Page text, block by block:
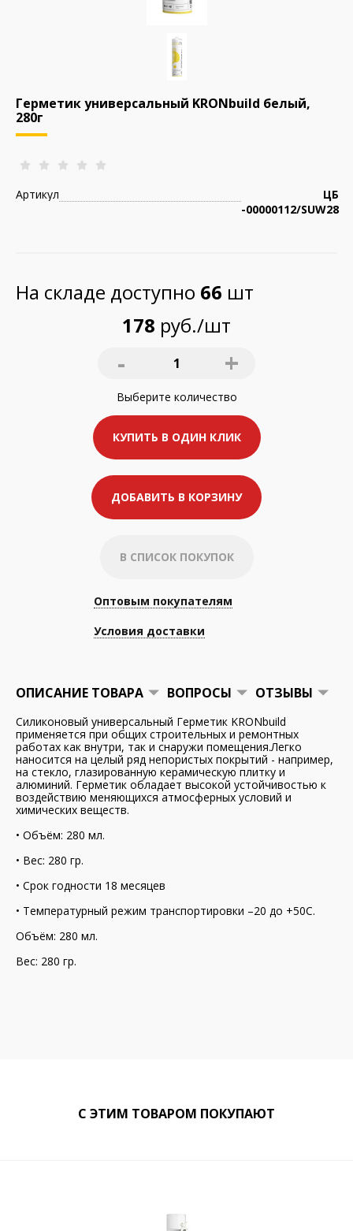
Герметик универсальный KRONbuild белый,
280г
Артикул
ЦБ
-00000112/SUW28
На складе доступно 66 шт
178 руб./шт
- 1 +
Выберите количество
КУПИТЬ В ОДИН КЛИК
ДОБАВИТЬ В КОРЗИНУ
В СПИСОК ПОКУПОК
Оптовым покупателям
Условия доставки
ОПИСАНИЕ ТОВАРА ВОПРОСЫ ОТЗЫВЫ
Силиконовый универсальный Герметик KRONbuild
применяется при общих строительных и ремонтных
работах как внутри, так и снаружи помещения.Легко
наносится на целый ряд непористых покрытий - например,
на стекло, глазированную керамическую плитку и
алюминий. Герметик обладает высокой устойчивостью к
воздействию меняющихся атмосферных условий и
химических веществ.
• Объём: 280 мл.
• Вес: 280 гр.
• Срок годности 18 месяцев
• Температурный режим транспортировки –20 до +50С.
Объём: 280 мл.
Вес: 280 гр.
С ЭТИМ ТОВАРОМ ПОКУПАЮТ